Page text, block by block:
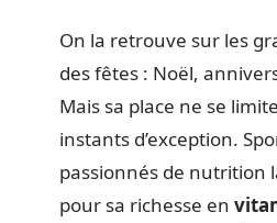
On la retrouve sur les
des fêtes : Noël,
Mais sa place ne se
instants d’exception.
passionnés de nutrition
pour sa richesse en